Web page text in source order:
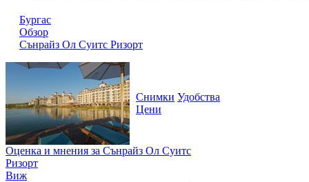
Бургас
Обзор
Сънрайз Ол Суитс Ризорт
Снимки Удобства
Цени
Оценка и мнения за Сънрайз Ол Суитс
Ризорт
Виж